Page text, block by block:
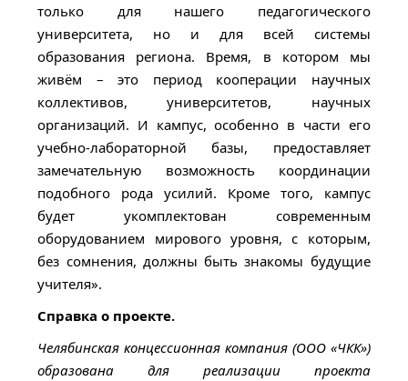
только для нашего педагогического
университета, но и для всей системы
образования региона. Время, в котором мы
живём – это период кооперации научных
коллективов, университетов, научных
организаций. И кампус, особенно в части его
учебно-лабораторной базы, предоставляет
замечательную возможность координации
подобного рода усилий. Кроме того, кампус
будет укомплектован современным
оборудованием мирового уровня, с которым,
без сомнения, должны быть знакомы будущие
учителя».
Справка о проекте.
Челябинская концессионная компания (ООО «ЧКК»)
образована для реализации проекта